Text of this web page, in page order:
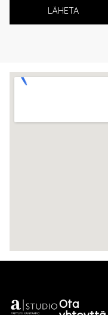
LÄHETA
Ota